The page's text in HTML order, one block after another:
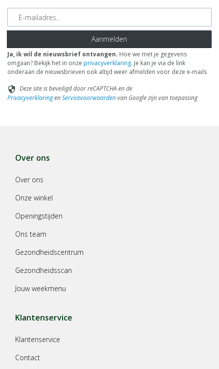
E-mailadres
Aanmelden
Ja, ik wil de nieuwsbrief ontvangen. Hoe we met je gegevens
omgaan? Bekijk het in onze privacyverklaring. Je kan je via de link
onderaan de nieuwsbrieven ook altijd weer afmelden voor deze e-mails
security Deze site is beveiligd door reCAPTCHA en de
PrivacyverklaringenServicevoorwaardenvan Google zijn van toepassing
Over ons
Over ons
Onze winkel
Openingstijden
Ons team
Gezondheidscentrum
Gezondheidsscan
Jouw weekmenu
Klantenservice
Klantenservice
Contact